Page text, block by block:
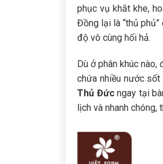
phục vụ khắt khe,
Đồng lại là “thủ
độ vô cùng hối hả.
Dù ở phân khúc
chứa nhiều nước
Thủ Đứcngay tại
lịch và nhanh